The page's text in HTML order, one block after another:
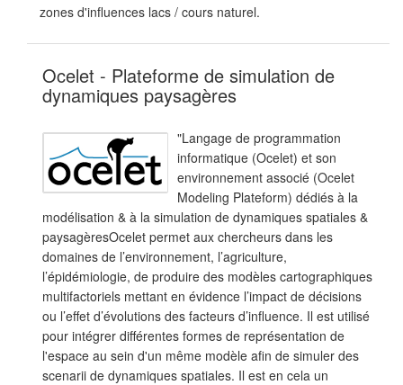
zones d'influences lacs / cours naturel.
Ocelet - Plateforme de simulation de
dynamiques paysagères
"Langage de programmation
informatique (Ocelet) et son
environnement associé (Ocelet
Modeling Plateform) dédiés à la
modélisation & à la simulation de dynamiques spatiales &
paysagèresOcelet permet aux chercheurs dans les
domaines de l’environnement, l’agriculture,
l’épidémiologie, de produire des modèles cartographiques
multifactoriels mettant en évidence l’impact de décisions
ou l’effet d’évolutions des facteurs d’influence. Il est utilisé
pour intégrer différentes formes de représentation de
l'espace au sein d'un même modèle afin de simuler des
scenarii de dynamiques spatiales. Il est en cela un